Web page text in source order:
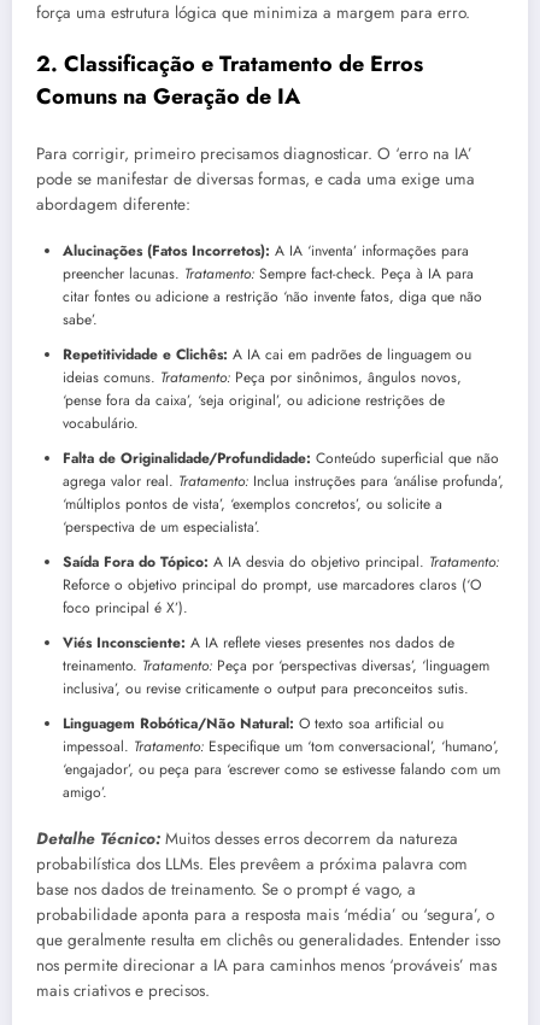
força uma estrutura lógica que minimiza a margem para erro.
2. Classificação e Tratamento de Erros
Comuns na Geração de IA
Para corrigir, primeiro precisamos diagnosticar. O ‘erro na IA’
pode se manifestar de diversas formas, e cada uma exige uma
abordagem diferente:
Alucinações (Fatos Incorretos): A IA ‘inventa’ informações para
preencher lacunas. Tratamento: Sempre fact-check. Peça à IA para
citar fontes ou adicione a restrição ‘não invente fatos, diga que não
sabe’.
Repetitividade e Clichês: A IA cai em padrões de linguagem ou
ideias comuns. Tratamento: Peça por sinônimos, ângulos novos,
‘pense fora da caixa’, ‘seja original’, ou adicione restrições de
vocabulário.
Falta de Originalidade/Profundidade: Conteúdo superficial que não
agrega valor real. Tratamento: Inclua instruções para ‘análise profunda’,
‘múltiplos pontos de vista’, ‘exemplos concretos’, ou solicite a
‘perspectiva de um especialista’.
Saída Fora do Tópico: A IA desvia do objetivo principal. Tratamento:
Reforce o objetivo principal do prompt, use marcadores claros (‘O
foco principal é X’).
Viés Inconsciente: A IA reflete vieses presentes nos dados de
treinamento. Tratamento: Peça por ‘perspectivas diversas’, ‘linguagem
inclusiva’, ou revise criticamente o output para preconceitos sutis.
Linguagem Robótica/Não Natural: O texto soa artificial ou
impessoal. Tratamento: Especifique um ‘tom conversacional’, ‘humano’,
‘engajador’, ou peça para ‘escrever como se estivesse falando com um
amigo’.
Detalhe Técnico: Muitos desses erros decorrem da natureza
probabilística dos LLMs. Eles prevêem a próxima palavra com
base nos dados de treinamento. Se o prompt é vago, a
probabilidade aponta para a resposta mais ‘média’ ou ‘segura’, o
que geralmente resulta em clichês ou generalidades. Entender isso
nos permite direcionar a IA para caminhos menos ‘prováveis’ mas
mais criativos e precisos.